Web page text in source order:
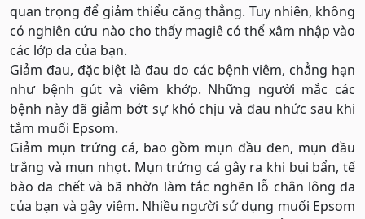
quan trọng để giảm thiểu căng thẳng. Tuy nhiên, không
có nghiên cứu nào cho thấy magiê có thể xâm nhập vào
các lớp da của bạn.
Giảm đau, đặc biệt là đau do các bệnh viêm, chẳng hạn
như bệnh gút và viêm khớp. Những người mắc các
bệnh này đã giảm bớt sự khó chịu và đau nhức sau khi
tắm muối Epsom.
Giảm mụn trứng cá, bao gồm mụn đầu đen, mụn đầu
trắng và mụn nhọt. Mụn trứng cá gây ra khi bụi bẩn, tế
bào da chết và bã nhờn làm tắc nghẽn lỗ chân lông da
của bạn và gây viêm. Nhiều người sử dụng muối Epsom